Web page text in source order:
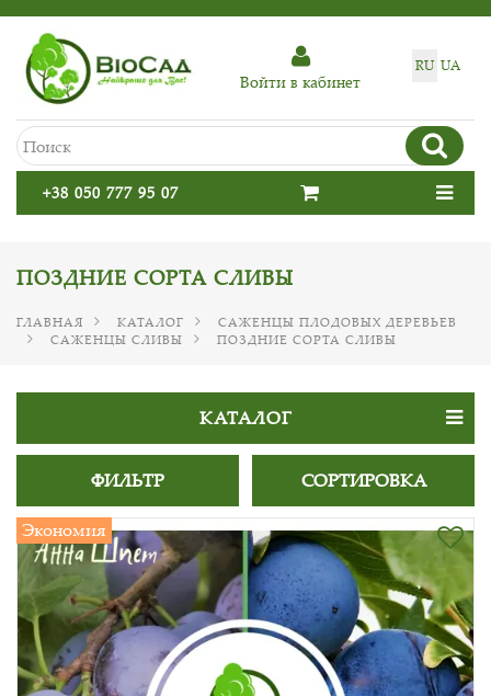
RU UA
Войти в кабинет
+38 050 777 95 07
ПОЗДНИЕ СОРТА СЛИВЫ
ГЛАВНАЯ КАТАЛОГ
САЖЕНЦЫ ПЛОДОВЫХ ДЕРЕВЬЕВ
САЖЕНЦЫ СЛИВЫ
ПОЗДНИЕ СОРТА СЛИВЫ
КАТАЛОГ
ФИЛЬТР СОРТИРОВКА
Экономия